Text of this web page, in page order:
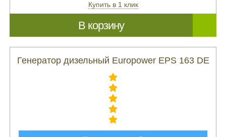
Купить в 1 клик
В корзину
Генератор дизельный Europower EPS 163 DE